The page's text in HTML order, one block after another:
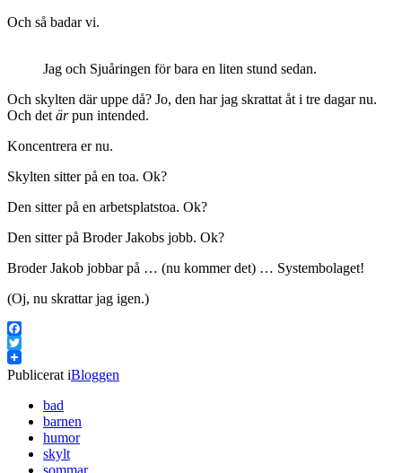
Och så badar vi.
Jag och Sjuåringen för bara en liten stund sedan.
Och skylten där uppe då? Jo, den har jag skrattat åt i tre dagar nu.
Och det ärpun intended.
Koncentrera er nu.
Skylten sitter på en toa. Ok?
Den sitter på en arbetsplatstoa. Ok?
Den sitter på Broder Jakobs jobb. Ok?
Broder Jakob jobbar på … (nu kommer det) … Systembolaget!
(Oj, nu skrattar jag igen.)
Facebook
Twitter
Publicerat iBloggen
bad
barnen
humor
skylt
sommar